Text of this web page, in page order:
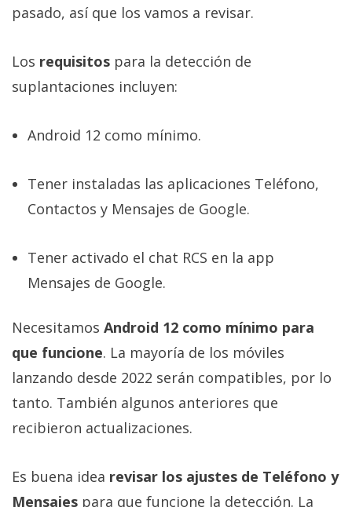
pasado, así que los vamos a revisar.
Los requisitos para la detección de
suplantaciones incluyen:
Android 12 como mínimo.
Tener instaladas las aplicaciones Teléfono,
Contactos y Mensajes de Google.
Tener activado el chat RCS en la app
Mensajes de Google.
Necesitamos Android 12 como mínimo para
que funcione. La mayoría de los móviles
lanzando desde 2022 serán compatibles, por lo
tanto. También algunos anteriores que
recibieron actualizaciones.
Es buena idea revisar los ajustes de Teléfono y
Mensajes para que funcione la detección. La